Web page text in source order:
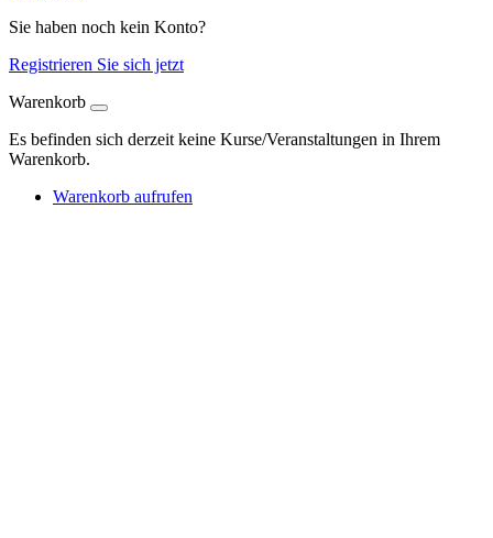
Sie haben noch kein Konto?
Registrieren Sie sich jetzt
Warenkorb
Es befinden sich derzeit keine Kurse/Veranstaltungen in Ihrem
Warenkorb.
Warenkorb aufrufen